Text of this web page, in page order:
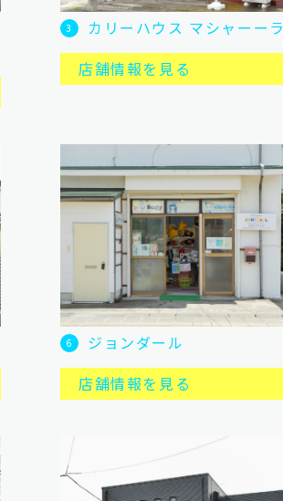
3
カリーハウス マシャーーラ
店舗情報を見る
6
ジョンダール
店舗情報を見る